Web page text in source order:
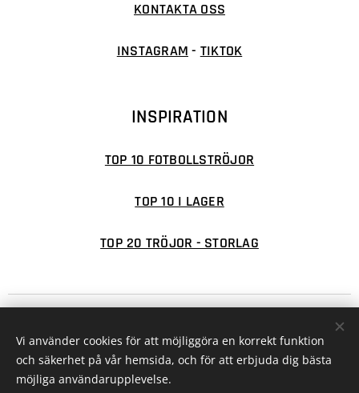
KONTAKTA OSS
INSTAGRAM - TIKTOK
INSPIRATION
TOP 10 FOTBOLLSTRÖJOR
TOP 10 I LAGER
TOP 20 TRÖJOR - STORLAG
Valutor
SEK kr
EUR €
Vi använder cookies för att möjliggöra en korrekt funktion
och säkerhet på vår hemsida, och för att erbjuda dig bästa
möjliga användarupplevelse.